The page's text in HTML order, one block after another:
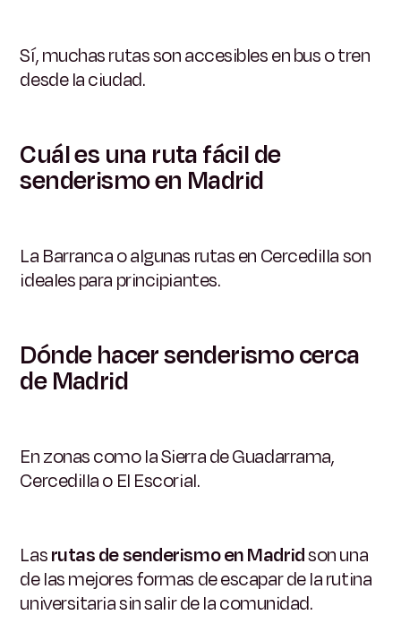
Sí, muchas rutas son accesibles en bus o tren
desde la ciudad.
Cuál es una ruta fácil de
senderismo en Madrid
La Barranca o algunas rutas en Cercedilla son
ideales para principiantes.
Dónde hacer senderismo cerca
de Madrid
En zonas como la Sierra de Guadarrama,
Cercedilla o El Escorial.
Lasrutas de senderismo en Madridson una
de las mejores formas de escapar de la rutina
universitaria sin salir de la comunidad.